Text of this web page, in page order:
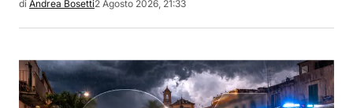
di Andrea Bosetti2 Agosto 2026, 21:33